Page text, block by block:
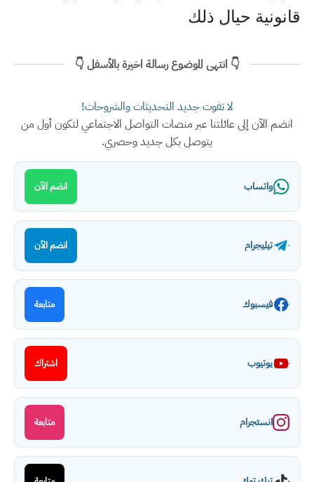
قانونية حيال ذلك
👇 انتهى الموضوع رسالة اخيرة بالأسفل 👇
لا تفوت جديد التحديثات والشروحات!
انضم الآن إلى عائلتنا عبر منصات التواصل الاجتماعي لتكون أول من
يتوصل بكل جديد وحصري.
واتساب انضم الآن
تيليجرام انضم الآن
فيسبوك متابعة
يوتيوب اشتراك
انستجرام متابعة